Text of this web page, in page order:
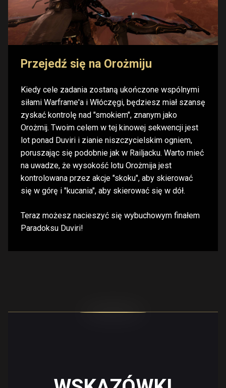
Przejedź się na Orożmiju
Kiedy cele zadania zostaną ukończone wspólnymi
siłami Warframe'a i Włóczęgi, będziesz miał szansę
zyskać kontrolę nad "smokiem", znanym jako
Orożmij. Twoim celem w tej kinowej sekwencji jest
lot ponad Duviri i zianie niszczycielskim ogniem,
poruszając się podobnie jak w Railjacku. Warto mieć
na uwadze, że wysokość lotu Orożmija jest
kontrolowana przez akcje "skoku", aby skierować
się w górę i "kucania", aby skierować się w dół.
Teraz możesz nacieszyć się wybuchowym finałem
Paradoksu Duviri!